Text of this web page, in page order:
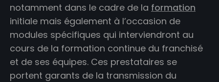
notamment dans le cadre de la formation
initiale mais également à l’occasion de
modules spécifiques qui interviendront au
cours de la formation continue du franchisé
et de ses équipes. Ces prestataires se
portent garants de la transmission du